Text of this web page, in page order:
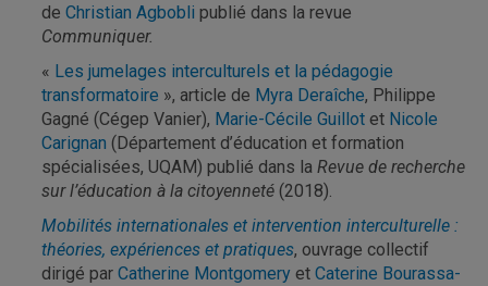
de Christian Agbobli publié dans la revue
Communiquer.
« Les jumelages interculturels et la pédagogie
transformatoire », article de Myra Deraîche, Philippe
Gagné (Cégep Vanier), Marie-Cécile Guillot et Nicole
Carignan (Département d’éducation et formation
spécialisées, UQAM) publié dans la Revue de recherche
sur l’éducation à la citoyenneté (2018).
Mobilités internationales et intervention interculturelle :
théories, expériences et pratiques, ouvrage collectif
dirigé par Catherine Montgomery et Caterine Bourassa-